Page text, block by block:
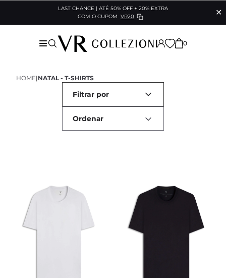
LAST CHANCE | ATÉ 50% OFF + 20% EXTRA
COM O CUPOM VR20 ✕
0
HOME|NATAL - T-SHIRTS
Filtrar por